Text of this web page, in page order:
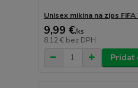
Unisex mikina na zips
9,99 €/ks
8,12 € bez DPH
Pridať